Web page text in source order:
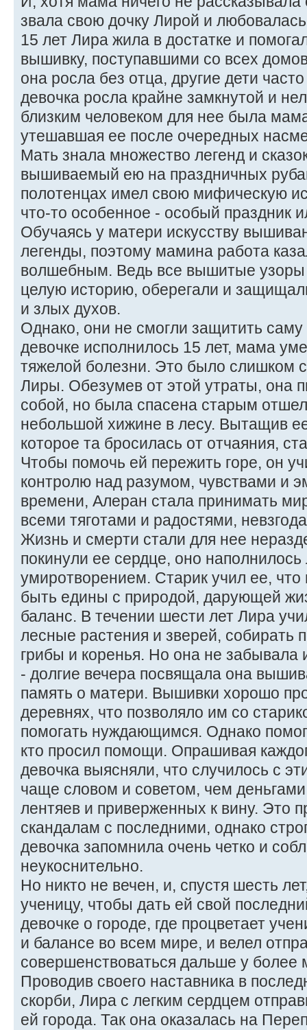
звала свою дочку Лирой и
15 лет Лира жила в достатке и
вышивку, поступавшими со всех
она росла без отца, другие дети
девочка росла крайне замкнутой и
близким человеком для нее была
утешавшая ее после очередных
Мать знала множество легенд и
вышиваемый ею на праздничных
полотенцах имел свою мифическую
что-то особенное - особый праздник
Обучаясь у матери искусству
легенды, поэтому мамина работа
волшебным. Ведь все вышитые узоры
целую историю, оберегали и
и злых духов.
Однако, они не смогли защитить
девочке исполнилось 15 лет, мама
тяжелой болезни. Это было слишком
Лиры. Обезумев от этой утраты, она
собой, но была спасена старым
небольшой хижине в лесу. Вытащив
которое та бросилась от отчаяния,
Чтобы помочь ей пережить горе, он
контролю над разумом, чувствами и
времени, Алеран стала принимать
всеми тяготами и радостями,
Жизнь и смерти стали для нее
покинули ее сердце, оно
умиротворением. Старик учил ее,
быть едины с природой, дарующей
баланс. В течении шести лет Лира
лесные растения и зверей, собирать
грибы и коренья. Но она не забывала
- долгие вечера посвящала она
память о матери. Вышивки хорошо
деревнях, что позволяло им со
помогать нуждающимся. Однако
кто просил помощи. Опрашивая
девочка выясняли, что случилось с
чаще словом и советом, чем
лентяев и приверженных к вину. Это
скандалам с последними, однако
девочка запомнила очень четко и
неукоснительно.
Но никто не вечен, и, спустя шесть
ученицу, чтобы дать ей свой
девочке о городе, где процветает
и балансе во всем мире, и велел
совершенствоваться дальше у более
Проводив своего наставника в
скорби, Лира с легким сердцем
ей города. Так она оказалась на